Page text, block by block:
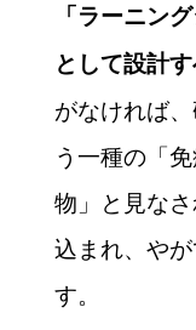
「ラーニン
として設計す
がなければ
う一種の「
物」と見な
込まれ、や
す。